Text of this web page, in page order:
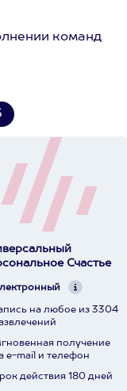
команд
Счастье
на любое из 3304
получение
e-mail и телефон
действия 180 дней